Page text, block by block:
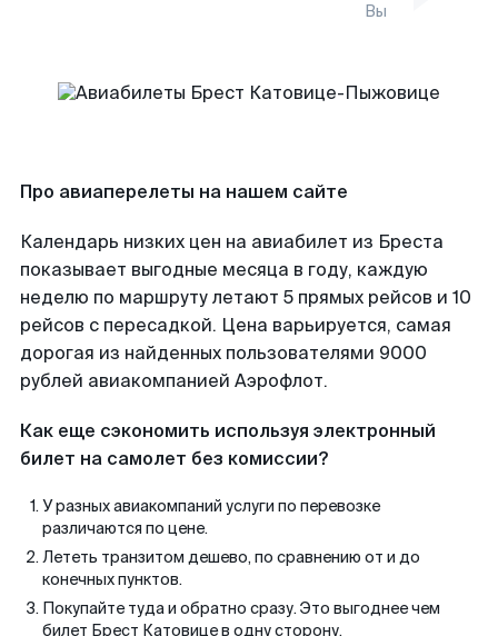
Вы
Про авиаперелеты на нашем сайте
Календарь низких цен на авиабилет из Бреста
показывает выгодные месяца в году, каждую
неделю по маршруту летают 5 прямых рейсов и 10
рейсов с пересадкой. Цена варьируется, самая
дорогая из найденных пользователями 9000
рублей авиакомпанией Аэрофлот.
Как еще сэкономить используя электронный
билет на самолет без комиссии?
У разных авиакомпаний услуги по перевозке
различаются по цене.
Лететь транзитом дешево, по сравнению от и до
конечных пунктов.
Покупайте туда и обратно сразу. Это выгоднее чем
билет Брест Катовице в одну сторону.